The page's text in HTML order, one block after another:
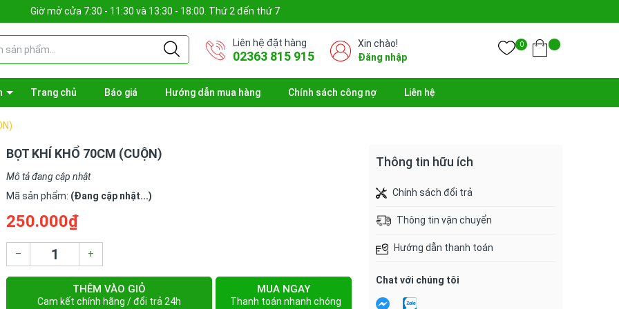
Giờ mở cửa 7:30 - 11:30 và 13:30 - 18:00. Thứ 2 đến thứ 7
Liên hệ đặt hàng
02363 815 915
Xin chào!
Đăng nhập
0
Trang chủ Báo giá Hướng dẫn mua hàng Chính sách công nợ Liên hệ
BỌT KHÍ KHỔ 70CM (CUỘN)
Mô tả đang cập nhật
Mã sản phẩm: (Đang cập nhật...)
250.000₫
– +
THÊM VÀO GIỎ
Cam kết chính hãng / đổi trả 24h
MUA NGAY
Thanh toán nhanh chóng
Thông tin hữu ích
Chính sách đổi trả
Thông tin vận chuyển
Hướng dẫn thanh toán
Chat với chúng tôi